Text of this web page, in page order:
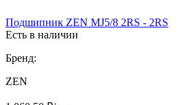
Подшипник ZEN MJ5/8 2RS - 2RS
Есть в наличии
Бренд:
ZEN